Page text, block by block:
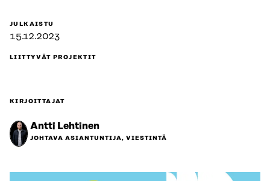
JULKAISTU
15.12.2023
LIITTYVÄT PROJEKTIT
KIRJOITTAJAT
Antti Lehtinen
JOHTAVA ASIANTUNTIJA, VIESTINTÄ